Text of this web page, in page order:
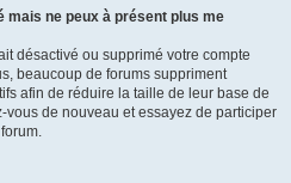
mais ne peux à présent plus me
désactivé ou supprimé votre compte
beaucoup de forums suppriment
afin de réduire la taille de leur base de
de nouveau et essayez de participer